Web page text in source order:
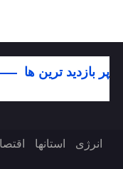
پر بازدید ترین ها
انرژی استانها